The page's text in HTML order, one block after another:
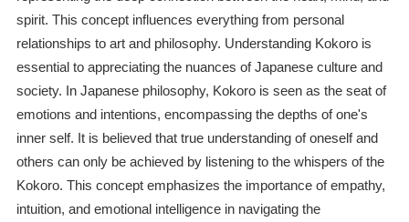
spirit. This concept influences everything from personal
relationships to art and philosophy. Understanding Kokoro is
essential to appreciating the nuances of Japanese culture and
society. In Japanese philosophy, Kokoro is seen as the seat of
emotions and intentions, encompassing the depths of one's
inner self. It is believed that true understanding of oneself and
others can only be achieved by listening to the whispers of the
Kokoro. This concept emphasizes the importance of empathy,
intuition, and emotional intelligence in navigating the